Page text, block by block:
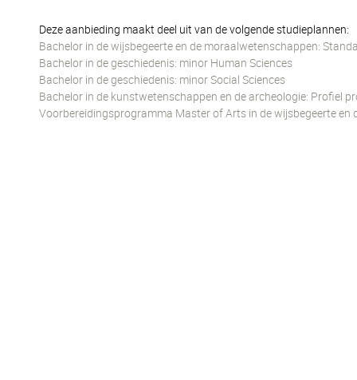
Deze aanbieding maakt deel uit van de volgende studieplannen:
Bachelor in de wijsbegeerte en de moraalwetenschappen:
Bachelor in de geschiedenis: minor Human Sciences
Bachelor in de geschiedenis: minor Social Sciences
Bachelor in de kunstwetenschappen en de archeologie: Profiel
Voorbereidingsprogramma Master of Arts in de wijsbegeerte